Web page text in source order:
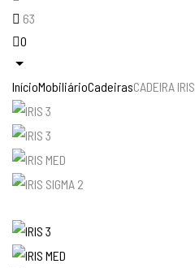
63
0
InícioMobiliárioCadeirasCADEIRA IRIS